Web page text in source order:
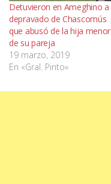
Detuvieron en Ameghino a
depravado de Chascomús
que abusó de la hija menor
de su pareja
19 marzo, 2019
En «Gral. Pinto»